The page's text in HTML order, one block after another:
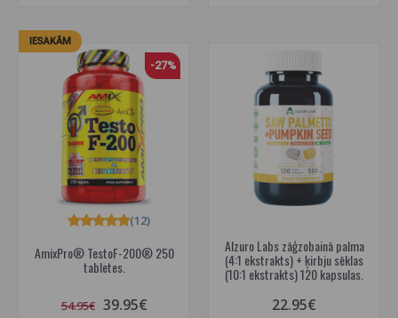
IESAKĀM
-27%
AmixPro® TestoF-200® 250
tabletes.
(12)
54.95€ 39.95€
Alzuro Labs zāģzobainā palma
(4:1 ekstrakts) + ķirbju sēklas
(10:1 ekstrakts) 120 kapsulas.
22.95€